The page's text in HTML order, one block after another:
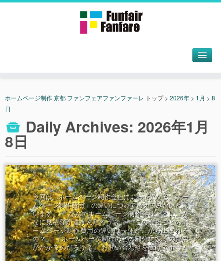
ホームページ制作 京都 ファンフェアファンファーレ トップ> 2026年 > 1月 > 8
日
Daily Archives: 2026年1月
8日
今回は、ホームページ制作会社によって異なる「ホー
ムページ制作費用」の違いについて考えてみたいと思
います。 「なんでホームページ制作会社ごとにこん
なに見積額が違うんだろう？」 「この会社ごとのホ
ームページ制作費用の違いは一体どこから生まれる
の？」 「ホームページ制作のどの部分に多くの費用
がかかるのだろう？」 お問い合わせを受けてホーム
ページ制作のご相談をしてい